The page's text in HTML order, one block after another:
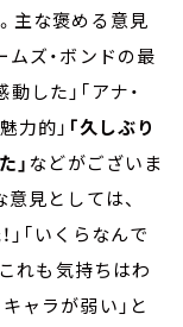
主な褒める意見
ムズ・ボンドの最
した」「アナ・
力的」 「久しぶり
」 などがございま
意見としては、
」「いくらなんで
れも気持ちはわ
ャラが弱い」と